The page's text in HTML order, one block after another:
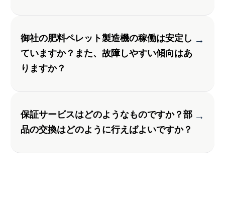
御社の肥料ペレット製造機の稼働は安定し
ていますか？また、故障しやすい傾向はあ
りますか？
→
保証サービスはどのようなものですか？部
品の交換はどのように行えばよいですか？
→